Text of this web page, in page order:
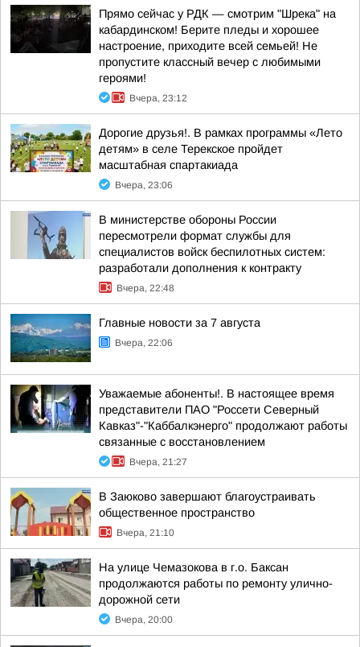
Прямо сейчас у РДК — смотрим "Шрека" на
кабардинском! Берите пледы и хорошее
настроение, приходите всей семьей! Не
пропустите классный вечер с любимыми
героями!
Вчера, 23:12
Дорогие друзья!. В рамках программы «Лето
детям» в селе Терекское пройдет
масштабная спартакиада
Вчера, 23:06
В министерстве обороны России
пересмотрели формат службы для
специалистов войск беспилотных систем:
разработали дополнения к контракту
Вчера, 22:48
Главные новости за 7 августа
Вчера, 22:06
Уважаемые абоненты!. В настоящее время
представители ПАО "Россети Северный
Кавказ"-"Каббалкэнерго" продолжают работы
связанные с восстановлением
Вчера, 21:27
В Заюково завершают благоустраивать
общественное пространство
Вчера, 21:10
На улице Чемазокова в г.о. Баксан
продолжаются работы по ремонту улично-
дорожной сети
Вчера, 20:00